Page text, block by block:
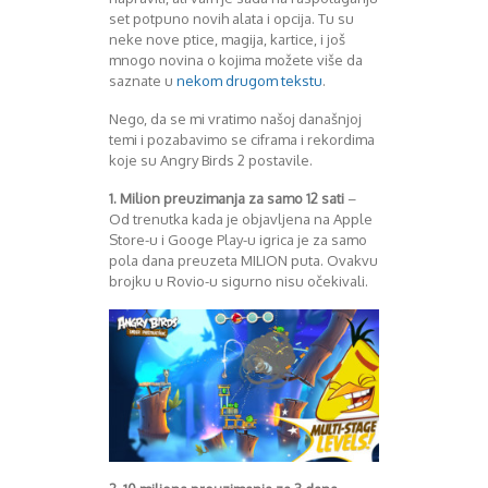
Decembar 2014
Januar 2015
Februar 2015
April 2015
Maj 2015
August 2015
Septembar 2015
Oktobar 2015
Novembar 2015
Decembar 2015
Januar 2016
Februar 2016
Mart 2016
April 2016
Maj 2016
Juni 2016
set potpuno novih alata i opcija. Tu su
neke nove ptice, magija, kartice, i još
mnogo novina o kojima možete više da
saznate u nekom drugom tekstu.
Nego, da se mi vratimo našoj današnjoj
temi i pozabavimo se ciframa i rekordima
koje su Angry Birds 2 postavile.
1. Milion preuzimanja za samo 12 sati –
Od trenutka kada je objavljena na Apple
Store-u i Googe Play-u igrica je za samo
pola dana preuzeta MILION puta. Ovakvu
brojku u Rovio-u sigurno nisu očekivali.